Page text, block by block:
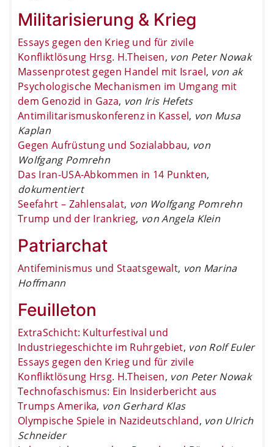
Militarisierung & Krieg
Essays gegen den Krieg und für zivile
Konfliktlösung Hrsg. H.Theisen, von Peter Nowak
Massenprotest gegen Handel mit Israel, von ak
Psychologische Mechanismen im Umgang mit
dem Genozid in Gaza, von Iris Hefets
Antimilitarismuskonferenz in Kassel, von Musa
Kaplan
Gegen Aufrüstung und Sozialabbau, von
Wolfgang Pomrehn
Das Iran-USA-Abkommen in 14 Punkten,
dokumentiert
Seefahrt – Zahlensalat, von Wolfgang Pomrehn
Trump und der Irankrieg, von Angela Klein
Patriarchat
Antifeminismus und Staatsgewalt, von Marina
Hoffmann
Feuilleton
ExtraSchicht: Kulturfestival und
Industriegeschichte im Ruhrgebiet, von Rolf Euler
Essays gegen den Krieg und für zivile
Konfliktlösung Hrsg. H.Theisen, von Peter Nowak
Technofaschismus: Ein Insiderbericht aus
Trumps Amerika, von Gerhard Klas
Olympische Spiele in Nazideutschland, von Ulrich
Schneider